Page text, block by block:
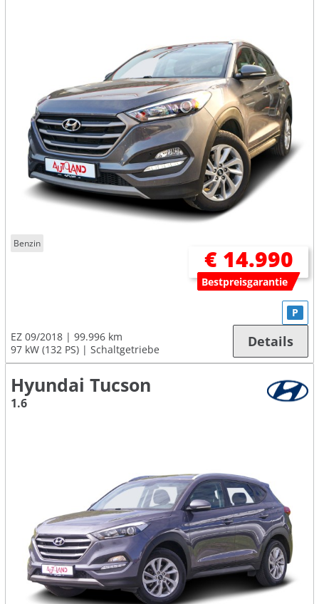
Benzin
€ 14.990
Bestpreisgarantie
EZ 09/2018
99.996 km
97 kW (132 PS)
Schaltgetriebe
P
Details
Hyundai Tucson
1.6